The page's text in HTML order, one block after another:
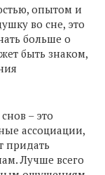
опытом и
во сне, это
больше о
быть знаком,
– это
ассоциации,
придать
Лучше всего